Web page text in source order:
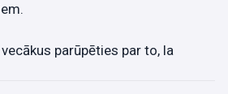
parūpēties par to, la